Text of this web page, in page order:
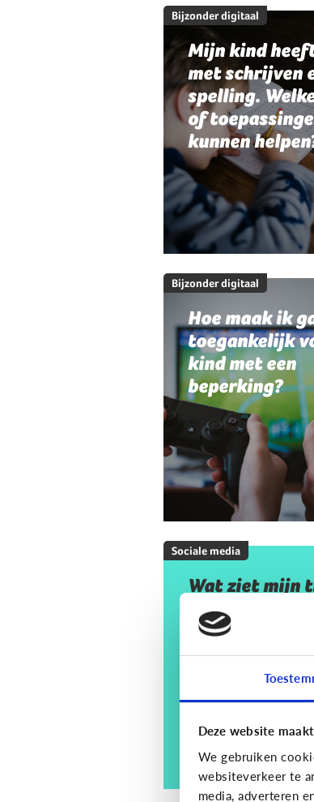
Deze website
We gebruiken
websiteverkeer te
media, adverteren
Bijzonder digitaal
Mijn kind
met schrijven
spelling.
of
kunnen
Bijzonder digitaal
Hoe maak ik
toegankelijk
kind met een
beperking?
Sociale media
Wat ziet mijn
op sociale
moet ik mij daar
zorgen om